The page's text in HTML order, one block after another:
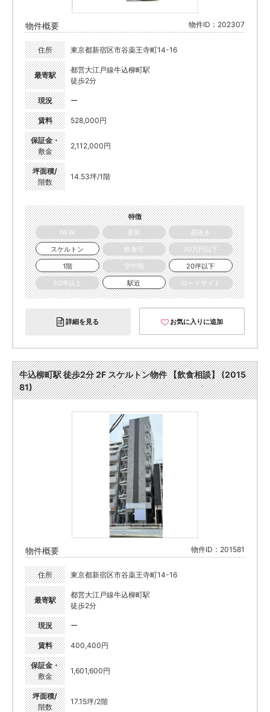
物件概要 物件ID：202307
住所 東京都新宿区市谷薬王寺町14-16
最寄駅
都営大江戸線牛込柳町駅
徒歩2分
現況 ー
賃料 528,000円
保証金・
敷金
2,112,000円
坪面積/
階数
14.53坪/1階
特徴
NEW
更新
居抜き
スケルトン
飲食可
30万円以下
1階
空中階
20坪以下
50坪以上
駅近 ロードサイド
詳細を見る お気に入りに追加
牛込柳町駅 徒歩2分 2F スケルトン物件 【飲食相談】 (2015
81)
物件概要 物件ID：201581
住所 東京都新宿区市谷薬王寺町14-16
最寄駅
都営大江戸線牛込柳町駅
徒歩2分
現況 ー
賃料 400,400円
保証金・
敷金
1,601,600円
坪面積/
階数
17.15坪/2階